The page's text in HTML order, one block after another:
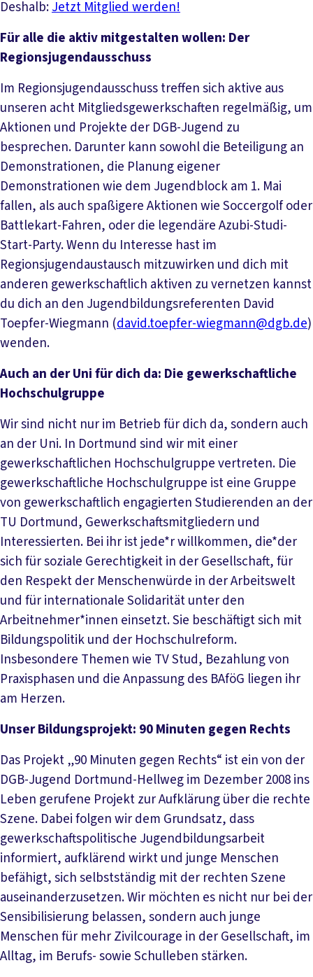
Deshalb:Jetzt Mitglied werden!
Für alle die aktiv mitgestalten wollen: Der
Regionsjugendausschuss
Im Regionsjugendausschuss treffen sich aktive aus
unseren acht Mitgliedsgewerkschaften regelmäßig, um
Aktionen und Projekte der DGB-Jugend zu
besprechen. Darunter kann sowohl die Beteiligung an
Demonstrationen, die Planung eigener
Demonstrationen wie dem Jugendblock am 1. Mai
fallen, als auch spaßigere Aktionen wie Soccergolf oder
Battlekart-Fahren, oder die legendäre Azubi-Studi-
Start-Party. Wenn du Interesse hast im
Regionsjugendaustausch mitzuwirken und dich mit
anderen gewerkschaftlich aktiven zu vernetzen kannst
du dich an den Jugendbildungsreferenten David
Toepfer-Wiegmann (david.toepfer-wiegmann@dgb.de)
wenden.
Auch an der Uni für dich da: Die gewerkschaftliche
Hochschulgruppe
Wir sind nicht nur im Betrieb für dich da, sondern auch
an der Uni. In Dortmund sind wir mit einer
gewerkschaftlichen Hochschulgruppe vertreten. Die
gewerkschaftliche Hochschulgruppe ist eine Gruppe
von gewerkschaftlich engagierten Studierenden an der
TU Dortmund, Gewerkschaftsmitgliedern und
Interessierten. Bei ihr ist jede*r willkommen, die*der
sich für soziale Gerechtigkeit in der Gesellschaft, für
den Respekt der Menschenwürde in der Arbeitswelt
und für internationale Solidarität unter den
Arbeitnehmer*innen einsetzt. Sie beschäftigt sich mit
Bildungspolitik und der Hochschulreform.
Insbesondere Themen wie TV Stud, Bezahlung von
Praxisphasen und die Anpassung des BAföG liegen ihr
am Herzen.
Unser Bildungsprojekt: 90 Minuten gegen Rechts
Das Projekt „90 Minuten gegen Rechts“ ist ein von der
DGB-Jugend Dortmund-Hellweg im Dezember 2008 ins
Leben gerufene Projekt zur Aufklärung über die rechte
Szene. Dabei folgen wir dem Grundsatz, dass
gewerkschaftspolitische Jugendbildungsarbeit
informiert, aufklärend wirkt und junge Menschen
befähigt, sich selbstständig mit der rechten Szene
auseinanderzusetzen. Wir möchten es nicht nur bei der
Sensibilisierung belassen, sondern auch junge
Menschen für mehr Zivilcourage in der Gesellschaft, im
Alltag, im Berufs- sowie Schulleben stärken.